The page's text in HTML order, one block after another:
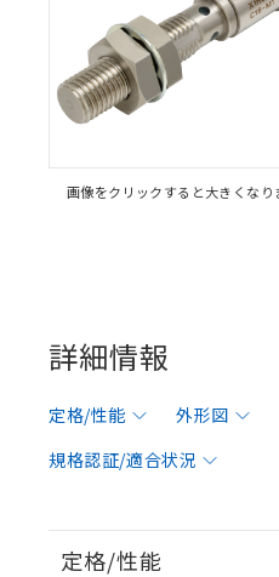
画像をクリックすると大きくなり
詳細情報
定格/性能 外形図
規格認証/適合状況
定格/性能